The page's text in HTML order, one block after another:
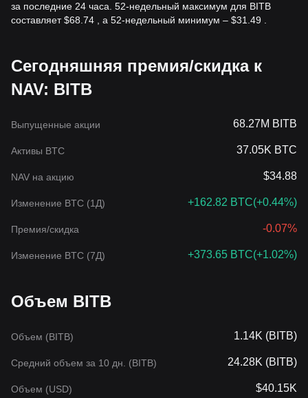
за последние 24 часа. 52-недельный максимум для BITB
составляет $68.74 , а 52-недельный минимум – $31.49 .
Сегодняшняя премия/скидка к
NAV: BITB
Выпущенные акции 68.27M BITB
Активы BTC 37.05K BTC
NAV на акцию $34.88
Изменение BTC (1Д) +162.82 BTC(+0.44%)
Премия/скидка -0.07%
Изменение BTC (7Д) +373.65 BTC(+1.02%)
Объем BITB
Объем (BITB) 1.14K (BITB)
Средний объем за 10 дн. (BITB) 24.28K (BITB)
Объем (USD) $40.15K